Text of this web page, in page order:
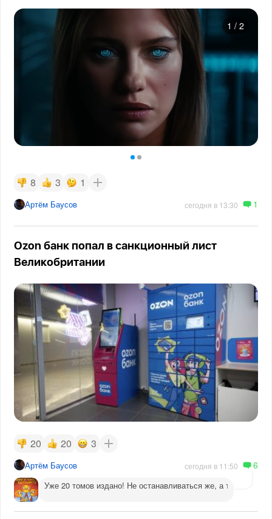
1 / 2
8 3 1
Артём Баусов сегодня в 13:30 1
Ozon банк попал в санкционный лист
Великобритании
20 20 3
Артём Баусов сегодня в 11:50 6
Уже 20 томов издано! Не останавливаться же, а то